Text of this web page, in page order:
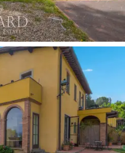
地，旨在提供全方位
環繞著日光浴區，配
陽光明媚的夏日時
木、植物和盛開的
閒區，
並設有戶外
環境以整齊排列的
為主，此外還有10公
際的森林，在每個
的氛圍。